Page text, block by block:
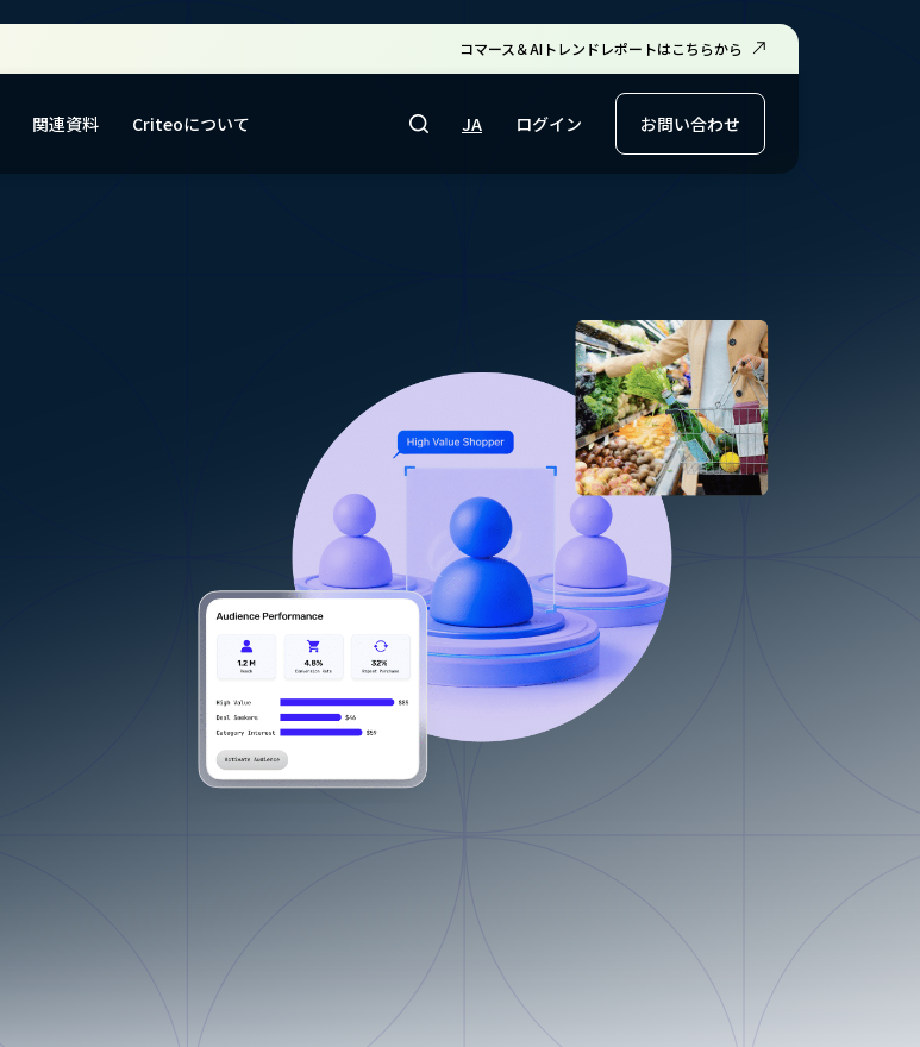
コマース＆AIトレンドレポートはこちらから
関連資料 Criteoについて JA ログイン お問い合わせ